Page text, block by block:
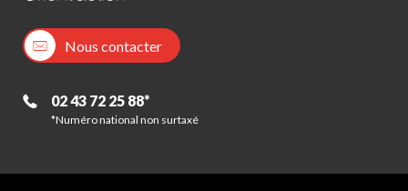
Nous contacter
02 43 72 25 88*
*Numéro national non surtaxé